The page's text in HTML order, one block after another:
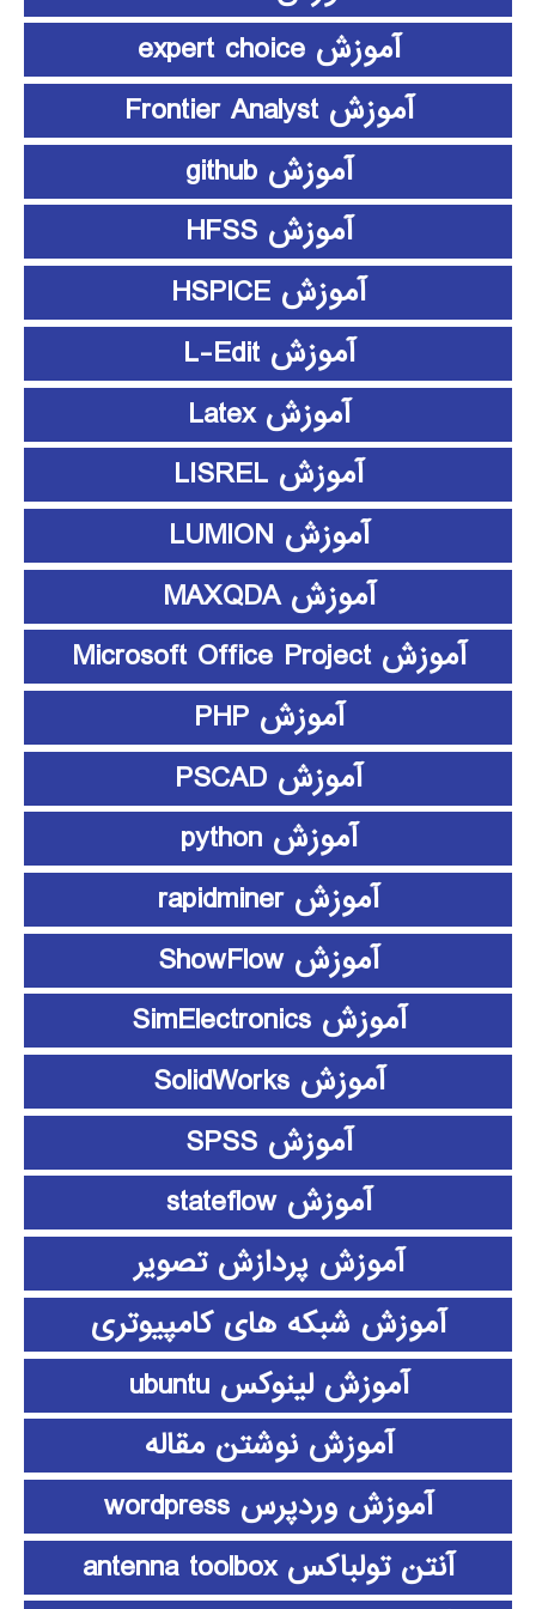
آموزش expert choice
آموزش Frontier Analyst
آموزش github
آموزش HFSS
آموزش HSPICE
آموزش L-Edit
آموزش Latex
آموزش LISREL
آموزش LUMION
آموزش MAXQDA
آموزش Microsoft Office Project
آموزش PHP
آموزش PSCAD
آموزش python
آموزش rapidminer
آموزش ShowFlow
آموزش SimElectronics
آموزش SolidWorks
آموزش SPSS
آموزش stateflow
آموزش پردازش تصویر
آموزش شبکه های کامپیوتری
آموزش لینوکس ubuntu
آموزش نوشتن مقاله
آموزش وردپرس wordpress
آنتن تولباکس antenna toolbox